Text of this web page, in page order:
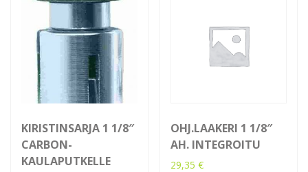
KIRISTINSARJA 1 1/8″
CARBON-
KAULAPUTKELLE
OHJ.LAAKERI 1 1/8″
AH. INTEGROITU
29,35€